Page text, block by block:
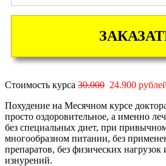
Стоимость курса 30.000 24.900
Похудение на Месячном курсе
просто оздоровительное, а именно
без специальных диет, при
многообразном питании, без
препаратов, без физических
изнурений.